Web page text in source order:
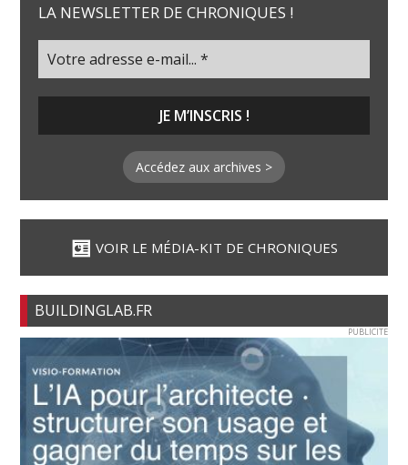
LA NEWSLETTER DE CHRONIQUES !
Accédez aux archives >
VOIR LE MÉDIA-KIT DE CHRONIQUES
BUILDINGLAB.FR
PUBLICITE